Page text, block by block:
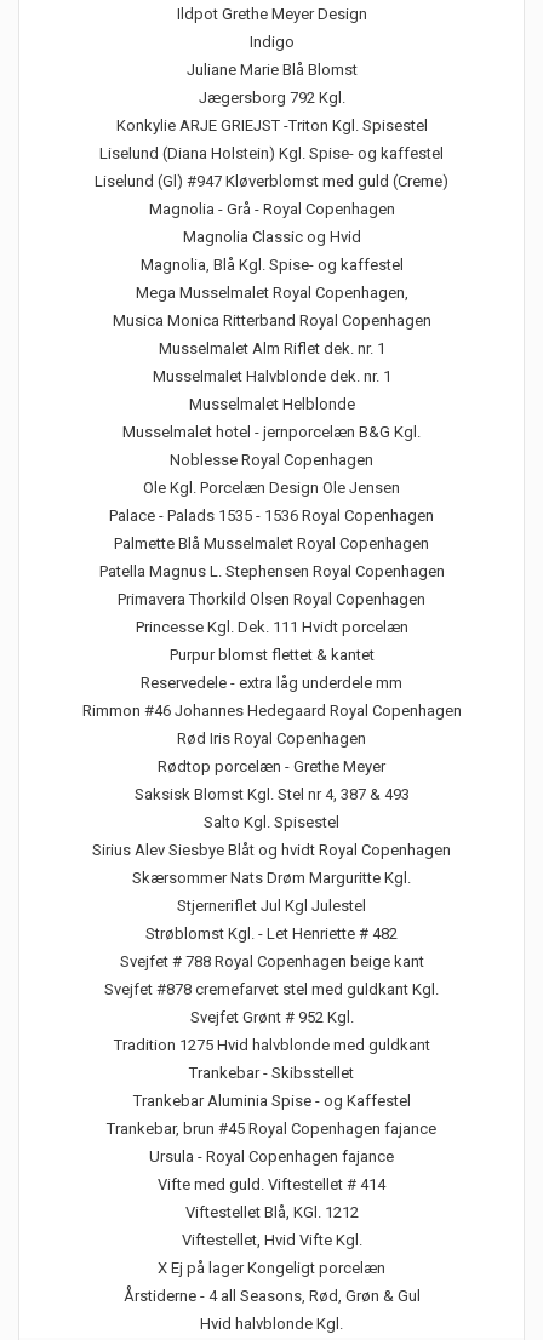
Ildpot Grethe Meyer Design
Indigo
Juliane Marie Blå Blomst
Jægersborg 792 Kgl.
Konkylie ARJE GRIEJST -Triton Kgl. Spisestel
Liselund (Diana Holstein) Kgl. Spise- og kaffestel
Liselund (Gl) #947 Kløverblomst med guld (Creme)
Magnolia - Grå - Royal Copenhagen
Magnolia Classic og Hvid
Magnolia, Blå Kgl. Spise- og kaffestel
Mega Musselmalet Royal Copenhagen,
Musica Monica Ritterband Royal Copenhagen
Musselmalet Alm Riflet dek. nr. 1
Musselmalet Halvblonde dek. nr. 1
Musselmalet Helblonde
Musselmalet hotel - jernporcelæn B&G Kgl.
Noblesse Royal Copenhagen
Ole Kgl. Porcelæn Design Ole Jensen
Palace - Palads 1535 - 1536 Royal Copenhagen
Palmette Blå Musselmalet Royal Copenhagen
Patella Magnus L. Stephensen Royal Copenhagen
Primavera Thorkild Olsen Royal Copenhagen
Princesse Kgl. Dek. 111 Hvidt porcelæn
Purpur blomst flettet & kantet
Reservedele - extra låg underdele mm
Rimmon #46 Johannes Hedegaard Royal Copenhagen
Rød Iris Royal Copenhagen
Rødtop porcelæn - Grethe Meyer
Saksisk Blomst Kgl. Stel nr 4, 387 & 493
Salto Kgl. Spisestel
Sirius Alev Siesbye Blåt og hvidt Royal Copenhagen
Skærsommer Nats Drøm Marguritte Kgl.
Stjerneriflet Jul Kgl Julestel
Strøblomst Kgl. - Let Henriette # 482
Svejfet # 788 Royal Copenhagen beige kant
Svejfet #878 cremefarvet stel med guldkant Kgl.
Svejfet Grønt # 952 Kgl.
Tradition 1275 Hvid halvblonde med guldkant
Trankebar - Skibsstellet
Trankebar Aluminia Spise - og Kaffestel
Trankebar, brun #45 Royal Copenhagen fajance
Ursula - Royal Copenhagen fajance
Vifte med guld. Viftestellet # 414
Viftestellet Blå, KGl. 1212
Viftestellet, Hvid Vifte Kgl.
X Ej på lager Kongeligt porcelæn
Årstiderne - 4 all Seasons, Rød, Grøn & Gul
Hvid halvblonde Kgl.